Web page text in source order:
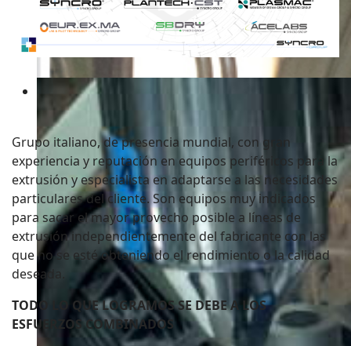
Syncro
SYNCRO
Grupo italiano, de presencia mundial, con gran
experiencia y reputación en equipos periféricos para la
extrusión y especialista en adaptarse a las necesidades
particulares del cliente. Son equipos muy indicados
para sacar el mayor provecho posible a líneas de
extrusión independientemente del fabricante con las
que no se esté obteniendo el rendimiento o la calidad
deseada.
TODO LO QUE LOGRAMOS SE DEBE A LOS
ESFUERZOS COMBINADOS